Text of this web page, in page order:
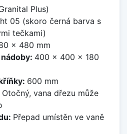
Plus)
05 (skoro černá barva s
tečkami)
x 480 mm
400 x 400 x 180
600 mm
Otočný, vana dřezu může
Přepad umístěn ve vaně